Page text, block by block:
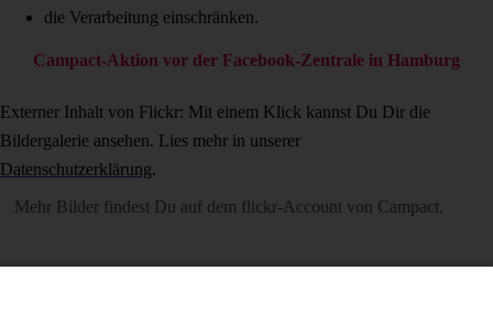
die Verarbeitung einschränken.
Campact-Aktion vor der Facebook-Zentrale in Hamburg
Externer Inhalt von Flickr: Mit einem Klick kannst Du Dir die
Bildergalerie ansehen. Lies mehr in unserer
Datenschutzerklärung.
Mehr Bilder findest Du auf dem flickr-Account von Campact.